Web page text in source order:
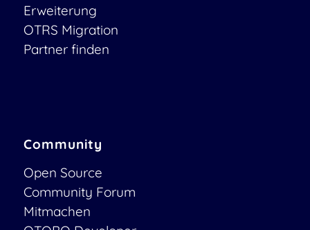
Erweiterung
OTRS Migration
Partner finden
Community
Open Source
Community Forum
Mitmachen